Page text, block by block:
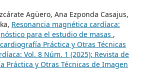
Agüero, Ana Ezponda Casajus,
Resonancia magnética cardíaca:
para el estudio de masas ,
Práctica y Otras Técnicas
Vol. 8 Núm. 1 (2025): Revista de
Práctica y Otras Técnicas de Imagen